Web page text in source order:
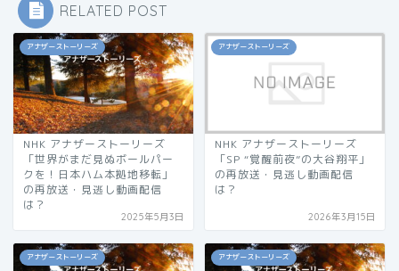
RELATED POST
アナザーストーリーズ
NHK アナザーストーリーズ
「世界がまだ見ぬボールパー
クを！日本ハム本拠地移転」
の再放送・見逃し動画配信
は？
2025年5月3日
アナザーストーリーズ
NHK アナザーストーリーズ
「SP “覚醒前夜”の大谷翔平」
の再放送・見逃し動画配信
は？
2026年3月15日
アナザーストーリーズ アナザーストーリーズ